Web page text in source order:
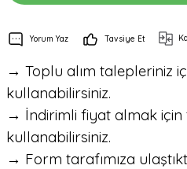
Yorum Yaz Tavsiye Et
→ Toplu alım talepleriniz
kullanabilirsiniz.
→ İndirimli fiyat almak
kullanabilirsiniz.
→ Form tarafımıza